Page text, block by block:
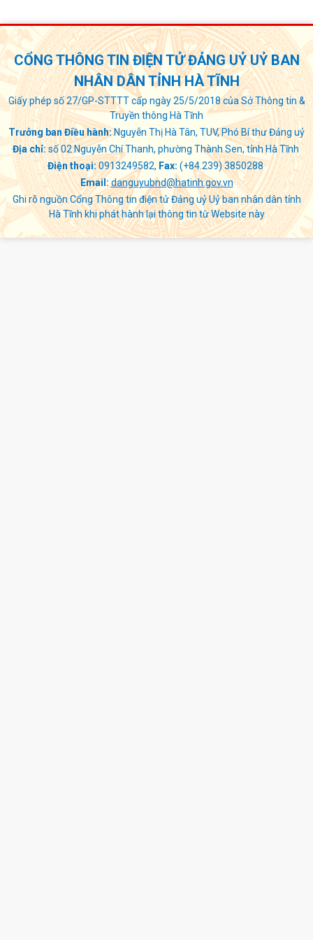
nhiễm khuẩn, xây dựng cơ sở y tế Sáng - Xanh - Sạch - Đẹp,
đẩy mạnh thực hành tiết kiệm, chống lãng phí, nâng cao đời
sống cán bộ, viên chức và người lao động, phấn đấu hoàn
thành và hoàn thành vượt mức các chỉ tiêu, nhiệm vụ được
giao trong năm 2026.
CỔNG THÔNG TIN ĐIỆN TỬ ĐẢNG UỶ UỶ BAN
NHÂN DÂN TỈNH HÀ TĨNH
Giấy phép số 27/GP-STTTT cấp ngày 25/5/2018 của Sở Thông tin &
Truyền thông Hà Tĩnh
Trưởng ban Điều hành:Nguyễn Thị Hà Tân, TUV, Phó Bí thư Đảng uỷ
Địa chỉ: số 02 Nguyễn Chí Thanh, phường Thành Sen, tỉnh Hà Tĩnh
Điện thoại: 0913249582, Fax: (+84.239) 3850288
Email: danguyubnd@hatinh.gov.vn
Ghi rõ nguồn Cổng Thông tin điện tử Đảng uỷ Uỷ ban nhân dân tỉnh
Hà Tĩnh khi phát hành lại thông tin từ Website này